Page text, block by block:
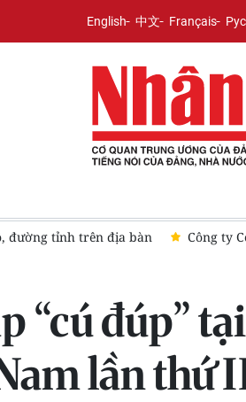
English 中文 Français
chân kiến tạo và khát vọng vươn
“cú đúp”
lần thứ